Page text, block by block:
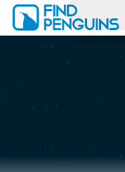
Print a book